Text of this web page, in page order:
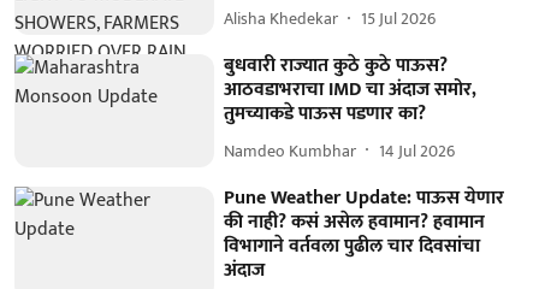
Alisha Khedekar 15 Jul 2026
बुधवारी राज्यात कुठे कुठे पाऊस?
आठवडाभराचा IMD चा अंदाज समोर,
तुमच्याकडे पाऊस पडणार का?
Namdeo Kumbhar 14 Jul 2026
Pune Weather Update: पाऊस येणार
की नाही? कसं असेल हवामान? हवामान
विभागाने वर्तवला पुढील चार दिवसांचा
अंदाज